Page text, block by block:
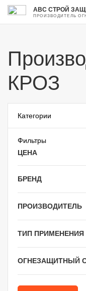
АВС СТРОЙ
ПРОИЗВОДИТЕЛЬ
КРОЗ
Категории
Фильтры
ЦЕНА
БРЕНД
ПРОИЗВОДИТЕЛЬ
ТИП ПРИМЕНЕНИЯ
ОГНЕЗАЩИТНЫЙ